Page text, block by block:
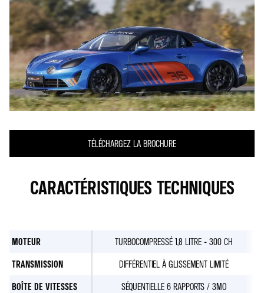
TÉLÉCHARGEZ LA BROCHURE
CARACTÉRISTIQUES TECHNIQUES
MOTEUR
TURBOCOMPRESSÉ 1,8 LITRE - 300 CH
TRANSMISSION
DIFFÉRENTIEL À GLISSEMENT LIMITÉ
BOÎTE DE VITESSES
SÉQUENTIELLE 6 RAPPORTS / 3MO